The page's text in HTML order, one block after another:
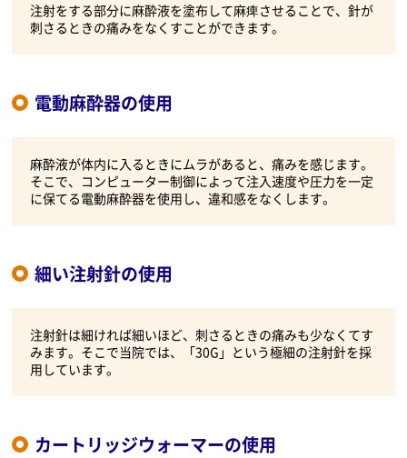
注射をする部分に麻酔液を塗布して麻痺させることで、針が
刺さるときの痛みをなくすことができます。
電動麻酔器の使用
麻酔液が体内に入るときにムラがあると、痛みを感じます。
そこで、コンピューター制御によって注入速度や圧力を一定
に保てる電動麻酔器を使用し、違和感をなくします。
細い注射針の使用
注射針は細ければ細いほど、刺さるときの痛みも少なくてす
みます。そこで当院では、「30G」という極細の注射針を採
用しています。
カートリッジウォーマーの使用